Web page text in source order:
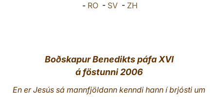
中文
- RO - SV - ZH
Boðskapur Benedikts páfa XVI
á föstunni 2006
En er Jesús sá mannfjöldann kenndi hann í brjósti um